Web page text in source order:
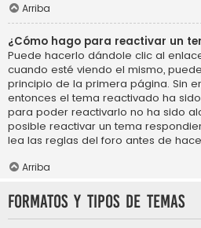
Arriba
¿Cómo hago para reactivar un
Puede hacerlo dándole clic al
cuando esté viendo el mismo,
principio de la primera página. Sin
entonces el tema reactivado ha
para poder reactivarlo no ha sido
posible reactivar un tema
lea las reglas del foro antes de
Arriba
Formatos y tipos de temas